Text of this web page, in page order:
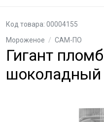
Мороженое / САМ-ПО
Гигант
Код товара: 00004155